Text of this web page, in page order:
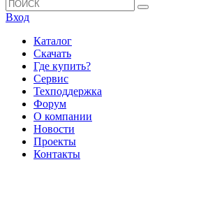
Вход
Каталог
Скачать
Где купить?
Сервис
Техподдержка
Форум
О компании
Новости
Проекты
Контакты